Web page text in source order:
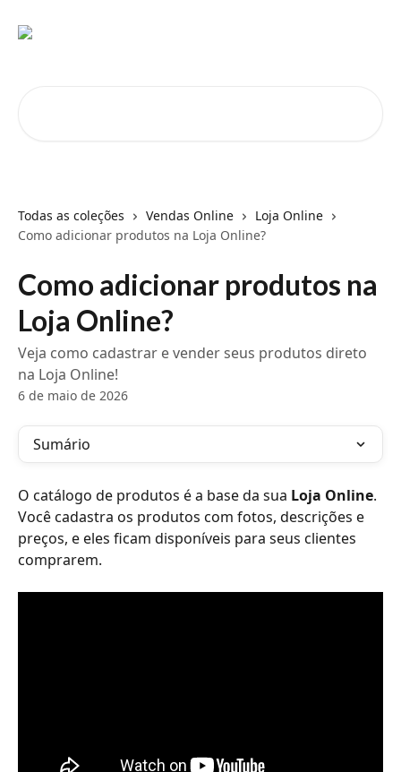
Todas as coleções Vendas Online
Loja Online
Como adicionar produtos na Loja Online?
Como adicionar produtos na
Loja Online?
Veja como cadastrar e vender seus produtos direto
na Loja Online!
6 de maio de 2026
Sumário
O catálogo de produtos é a base da sua Loja Online.
Você cadastra os produtos com fotos, descrições e
preços, e eles ficam disponíveis para seus clientes
comprarem.